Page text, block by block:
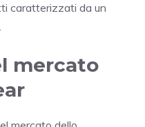
caratterizzati da un
mercato